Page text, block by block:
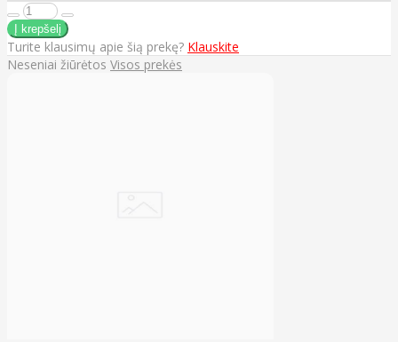
Turite klausimų apie šią prekę? Klauskite
Neseniai žiūrėtos Visos prekės